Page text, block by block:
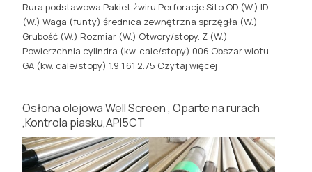
Rura podstawowa Pakiet żwiru Perforacje Sito OD (W.) ID
(W.) Waga (funty) średnica zewnętrzna sprzęgła (W.)
Grubość (W.) Rozmiar (W.) Otwory/stopy. Z (W.)
Powierzchnia cylindra (kw. cale/stopy) 006 Obszar wlotu
GA (kw. cale/stopy) 1.9 1.61 2.75 Czytaj więcej
Osłona olejowa Well Screen , Oparte na rurach
,Kontrola piasku,API5CT